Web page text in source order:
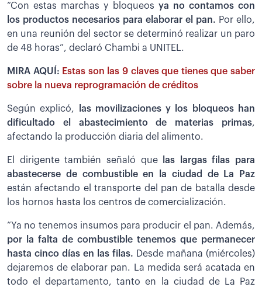
“Con estas marchas y bloqueos ya no contamos con
los productos necesarios para elaborar el pan. Por ello,
en una reunión del sector se determinó realizar un paro
de 48 horas”, declaró Chambi a UNITEL.
MIRA AQUÍ: Estas son las 9 claves que tienes que saber
sobre la nueva reprogramación de créditos
Según explicó,
las movilizaciones y los bloqueos han
dificultado el abastecimiento de materias primas,
afectando la producción diaria del alimento.
El dirigente también señaló que
las largas filas para
abastecerse de combustible en la ciudad de La Paz
están afectando el transporte del pan de batalla desde
los hornos hasta los centros de comercialización.
“Ya no tenemos insumos para producir el pan. Además,
por la falta de combustible tenemos que permanecer
hasta cinco días en las filas. Desde mañana (miércoles)
dejaremos de elaborar pan. La medida será acatada en
todo el departamento, tanto en la ciudad de La Paz